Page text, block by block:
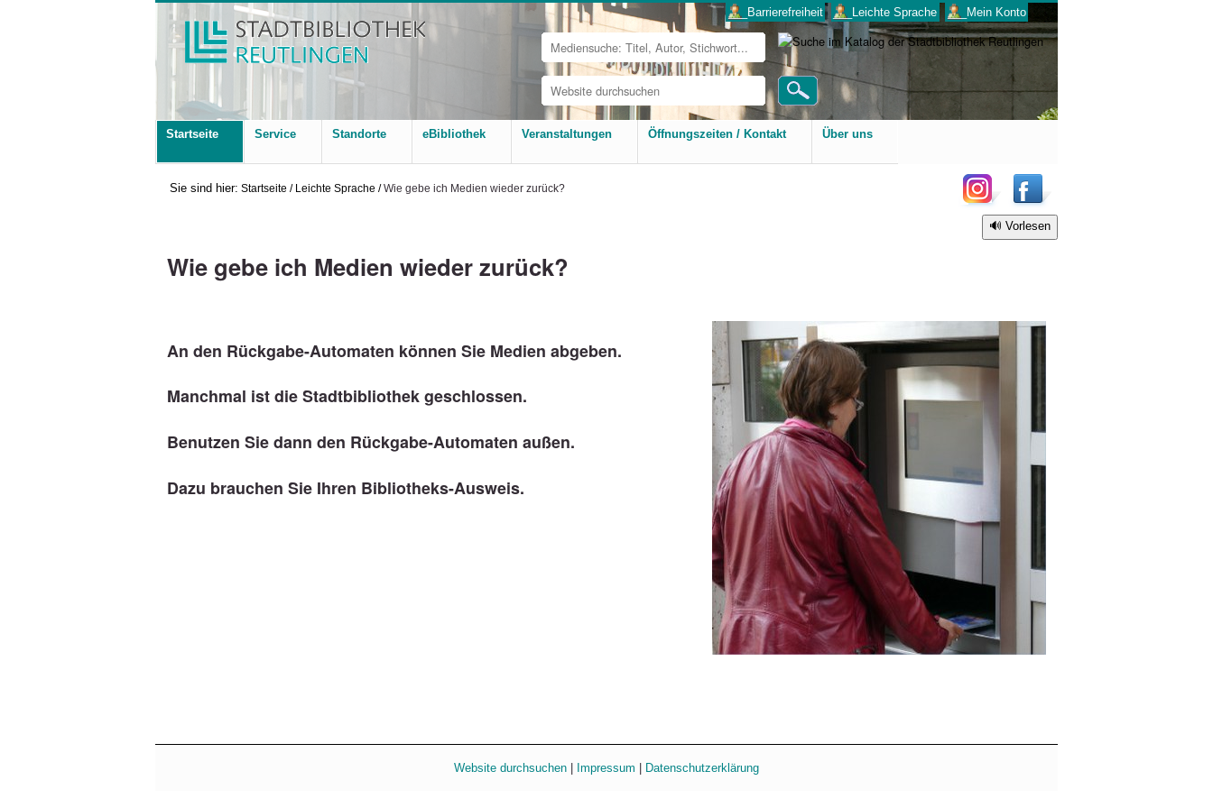
Website
durchsuchen
Erweiterte
Suche…
___Barrierefreiheit ___Leichte Sprache ___Mein Konto
Startseite Service Standorte eBibliothek Veranstaltungen Öffnungszeiten / Kontakt Über uns
Sie sind hier: Startseite / Leichte Sprache /Wie gebe ich Medien wieder zurück?
Vorlesen
Wie gebe ich Medien wieder zurück?
An den Rückgabe-Automaten können Sie Medien abgeben.
Manchmal ist die Stadtbibliothek geschlossen.
Benutzen Sie dann den Rückgabe-Automaten außen.
Dazu brauchen Sie Ihren Bibliotheks-Ausweis.
Website durchsuchen Impressum Datenschutzerklärung